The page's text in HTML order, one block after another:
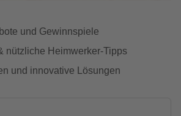
und Gewinnspiele
nützliche Heimwerker-Tipps
und innovative Lösungen